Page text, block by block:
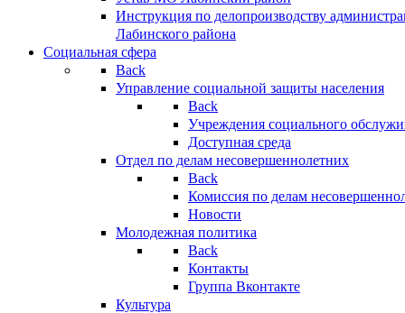
Инструкция по делопроизводству
Лабинского района
Социальная сфера
Back
Управление социальной защиты населения
Back
Учреждения социального
Доступная среда
Отдел по делам несовершеннолетних
Back
Комиссия по делам
Новости
Молодежная политика
Back
Контакты
Группа Вконтакте
Культура